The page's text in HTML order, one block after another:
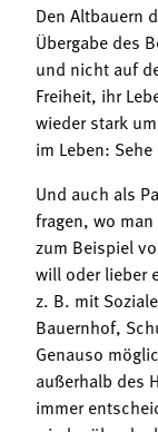
Den Altbauern
Übergabe des
und nicht auf
Freiheit, ihr
wieder stark
im Leben:
Und auch als
fragen, wo
zum Beispiel
will oder lieber
z. B. mit
Bauernhof,
Genauso
außerhalb des
immer